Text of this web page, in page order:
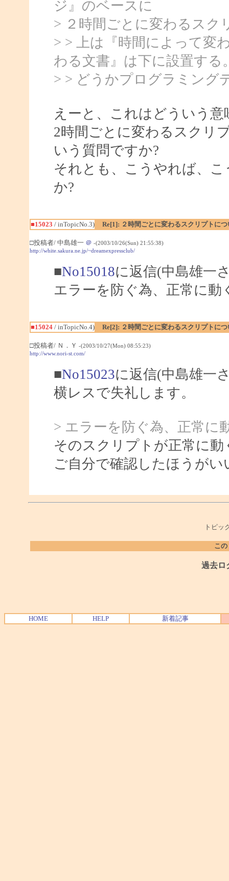
ジ』のベースに
> ２時間ごとに変わるスク
> > 上は『時間によって変
わる文書』は下に設置する
> > どうかプログラミング
えーと、これはどういう
2時間ごとに変わるスクリ
いう質問ですか?
それとも、こうやれば、
か?
■15023 / inTopicNo.3) Re[1]: ２時間ごとに変わるスクリプトにつ
□投稿者/ 中島雄一 ＠ -(2003/10/26(Sun) 21:55:38)
http://white.sakura.ne.jp/~dreamexpressclub/
■No15018に返信(中島雄一
エラーを防ぐ為、正常に
■15024/ inTopicNo.4) Re[2]: ２時間ごとに変わるスクリプトにつ
□投稿者/ Ｎ．Ｙ -(2003/10/27(Mon) 08:55:23)
http://www.nori-st.com/
■No15023に返信(中島雄一
横レスで失礼します。
> エラーを防ぐ為、正常に
そのスクリプトが正常に
ご自分で確認したほうが
トピッ
こ
過去ロ
HOME HELP 新着記事